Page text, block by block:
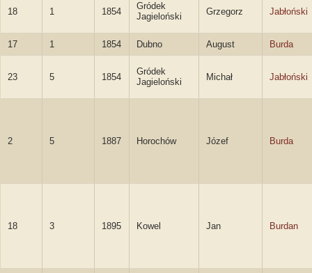
18 1 1854
Gródek
Jagieloński
Grzegorz Jabłoński
17 1 1854 Dubno August Burda
23 5 1854
Gródek
Jagieloński
Michał Jabłoński
2 5 1887 Horochów Józef Burda
18 3 1895 Kowel Jan Burdan